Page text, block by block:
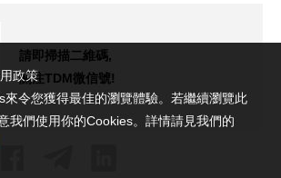
請即掃描二維碼,
關注TDM微信號!
政策
來令您獲得最佳的瀏覽體驗。若繼續瀏覽此
我們使用你的Cookies。詳情請見我們的